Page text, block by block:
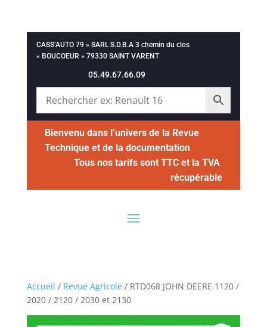
CASS’AUTO 79 » SARL S.D.B.A 3 chemin du clos
« BOUCOEUR » 79330 SAINT VARENT
05.49.67.66.09
Bienvenu dans l’univers de la Revue
Technique et de la documentation
Tous nos tarifs sont TTC et la TVA
récupérable
Accueil / Revue Agricole/ RTD068 JOHN DEERE 1120 /
2020 / 2120 / 2030 et 2130